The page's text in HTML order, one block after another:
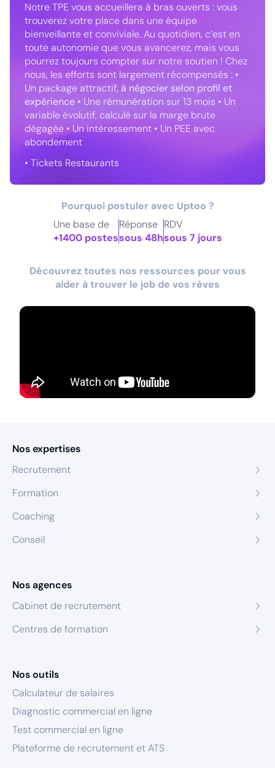
Notre TPE vous accueillera à bras ouverts : vous
trouverez votre place dans une équipe
bienveillante et conviviale. Au quotidien, c’est en
toute autonomie que vous avancerez, mais vous
pourrez toujours compter sur notre soutien ! Chez
nous, les efforts sont largement récompensés : •
Un package attractif, à négocier selon profil et
expérience • Une rémunération sur 13 mois • Un
variable évolutif, calculé sur la marge brute
dégagée • Un intéressement • Un PEE avec
abondement
• Tickets Restaurants
Pourquoi postuler avec Uptoo ?
Une base de
+1400 postes
Réponse
sous 48h
RDV
sous 7 jours
Découvrez toutes nos ressources pour vous
aider à trouver le job de vos rêves
Nos expertises
Recrutement
Formation
Coaching
Conseil
Nos agences
Cabinet de recrutement
Centres de formation
Nos outils
Calculateur de salaires
Diagnostic commercial en ligne
Test commercial en ligne
Plateforme de recrutement et ATS